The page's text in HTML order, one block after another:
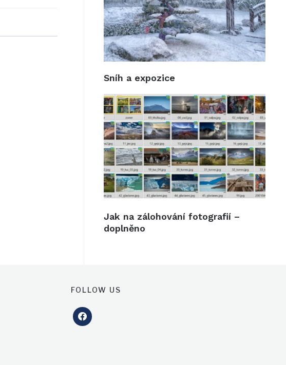
Sníh a expozice
Jak na zálohování fotografií –
doplněno
FOLLOW US
facebook